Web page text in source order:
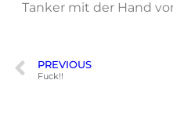
Tanker mit der Hand
PREVIOUS
Fuck!!